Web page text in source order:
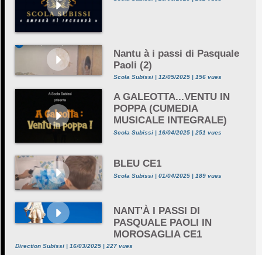
Nantu à i passi di Pasquale
Paoli (2)
Scola Subissi | 12/05/2025 | 156 vues
A GALEOTTA...VENTU IN
POPPA (CUMEDIA
MUSICALE INTEGRALE)
Scola Subissi | 16/04/2025 | 251 vues
BLEU CE1
Scola Subissi | 01/04/2025 | 189 vues
NANT'À I PASSI DI
PASQUALE PAOLI IN
MOROSAGLIA CE1
Direction Subissi | 16/03/2025 | 227 vues